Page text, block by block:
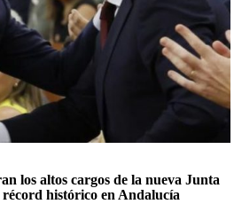
los altos cargos de la nueva Junta
récord histórico en Andalucía